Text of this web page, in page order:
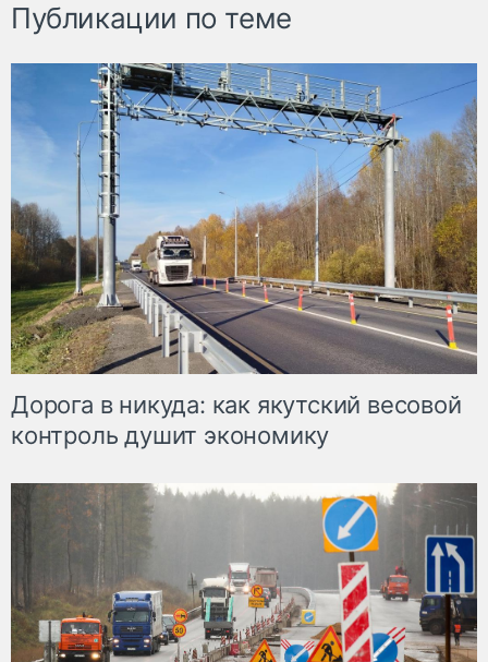
Публикации по теме
Дорога в никуда: как якутский весовой
контроль душит экономику